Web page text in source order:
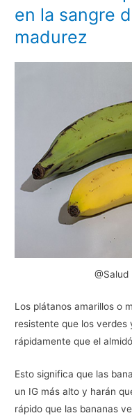
en la sangre
madurez
Los plátanos amarillos o
resistente que los verdes
rápidamente que el
Esto significa que las
un IG más alto y harán
rápido que las bananas